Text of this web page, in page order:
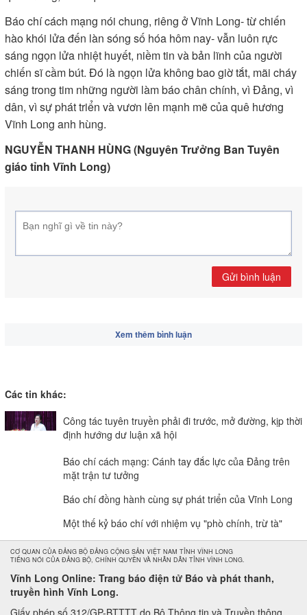
Báo chí cách mạng nói chung, riêng ở Vĩnh Long- từ chiến
hào khói lửa đến làn sóng số hóa hôm nay- vẫn luôn rực
sáng ngọn lửa nhiệt huyết, niềm tin và bản lĩnh của người
chiến sĩ cầm bút. Đó là ngọn lửa không bao giờ tắt, mãi cháy
sáng trong tim những người làm báo chân chính, vì Đảng, vì
dân, vì sự phát triển và vươn lên mạnh mẽ của quê hương
Vĩnh Long anh hùng.
NGUYỄN THANH HÙNG (Nguyên Trưởng Ban Tuyên
giáo tỉnh Vĩnh Long)
Gửi bình luận
Xem thêm bình luận
Các tin khác:
Công tác tuyên truyền phải đi trước, mở đường, kịp thời
định hướng dư luận xã hội
Báo chí cách mạng: Cánh tay đắc lực của Đảng trên
mặt trận tư tưởng
Báo chí đồng hành cùng sự phát triển của Vĩnh Long
Một thế kỷ báo chí với nhiệm vụ "phò chính, trừ tà"
CƠ QUAN CỦA ĐẢNG BỘ ĐẢNG CỘNG SẢN VIỆT NAM TỈNH VĨNH LONG
TIẾNG NÓI CỦA ĐẢNG BỘ, CHÍNH QUYỀN VÀ NHÂN DÂN TỈNH VĨNH LONG.
Vĩnh Long Online: Trang báo điện tử Báo và phát thanh,
truyền hình Vĩnh Long.
Giấy phép số 312/GP-BTTTT do Bộ Thông tin và Truyền thông